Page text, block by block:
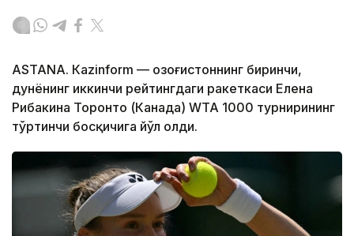
ASTANА. Кazinform — Қозоғистоннинг биринчи,
дунёнинг иккинчи рейтингдаги ракеткаси Елена
Рибакина Торонто (Канада) WТА 1000 турнирининг
тўртинчи босқичига йўл олди.